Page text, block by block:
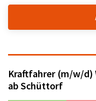
Kraftfahrer (m/w/d)
ab Schüttorf